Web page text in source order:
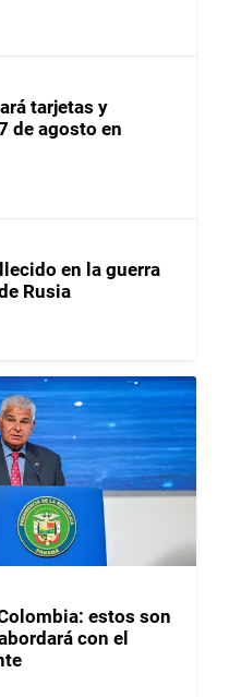
tarjetas y
de agosto en
en la guerra
Rusia
estos son
con el